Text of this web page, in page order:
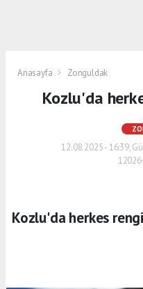
Anasayfa Zonguldak
Kozlu'da
12.08.2025 - 16:39,
Kozlu'da herkes